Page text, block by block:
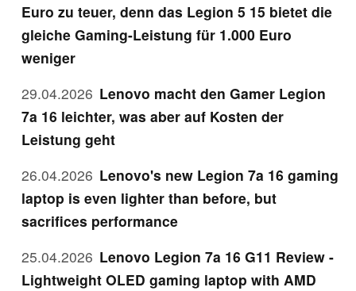
Euro zu teuer, denn das Legion 5 15 bietet die
gleiche Gaming-Leistung für 1.000 Euro
weniger
29.04.2026 Lenovo macht den Gamer Legion
7a 16 leichter, was aber auf Kosten der
Leistung geht
26.04.2026 Lenovo's new Legion 7a 16 gaming
laptop is even lighter than before, but
sacrifices performance
25.04.2026 Lenovo Legion 7a 16 G11 Review -
Lightweight OLED gaming laptop with AMD